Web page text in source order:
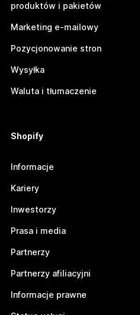
produktów i pakietów
Marketing e-mailowy
Pozycjonowanie stron
Wysyłka
Waluta i tłumaczenie
Shopify
Informacje
Kariery
Inwestorzy
Prasa i media
Partnerzy
Partnerzy afiliacyjni
Informacje prawne